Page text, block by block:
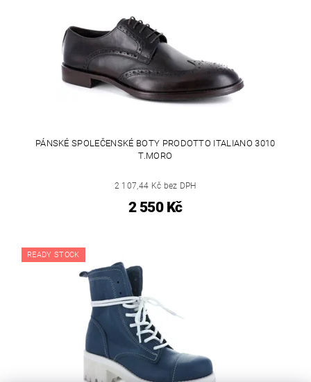
PÁNSKÉ SPOLEČENSKÉ BOTY PRODOTTO ITALIANO 3010
T.MORO
2 107,44 Kč bez DPH
2 550 Kč
READY STOCK